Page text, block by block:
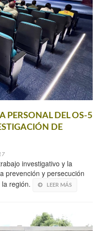
PERSONAL DEL OS-5
DE
investigativo y la
prevención y persecución
región.
LEER MÁS